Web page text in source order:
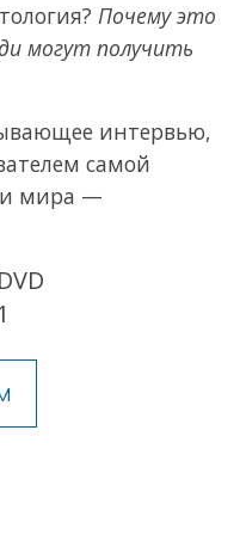
Почему это
могут получить
интервью,
самой
мира —
DVD